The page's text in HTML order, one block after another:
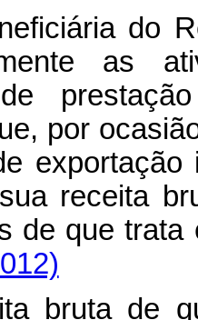
do
as
por
receita
de que
bruta de